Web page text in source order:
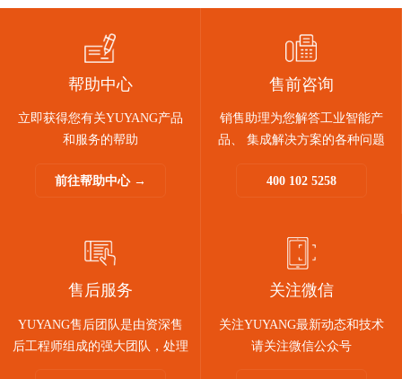
帮助中心
立即获得您有关YUYANG产品
和服务的帮助
前往帮助中心 →
售前咨询
销售助理为您解答工业智能产
品、 集成解决方案的各种问题
400 102 5258
售后服务
YUYANG售后团队是由资深售
后工程师组成的强大团队，处理
关注微信
关注YUYANG最新动态和技术
请关注微信公众号